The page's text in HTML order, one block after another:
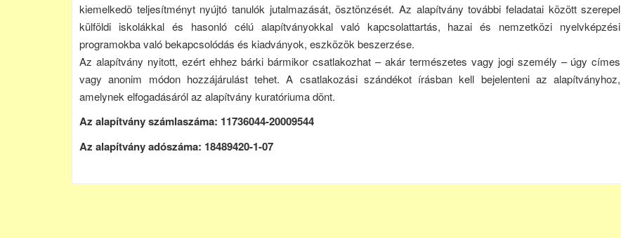
kiemelkedõ teljesítményt nyújtó tanulók jutalmazását, ösztönzését. Az alapítvány további feladatai között szerepel
külföldi iskolákkal és hasonló célú alapítványokkal való kapcsolattartás, hazai és nemzetközi nyelvképzési
programokba való bekapcsolódás és kiadványok, eszközök beszerzése.
Az alapítvány nyitott, ezért ehhez bárki bármikor csatlakozhat – akár természetes vagy jogi személy – úgy címes
vagy anonim módon hozzájárulást tehet. A csatlakozási szándékot írásban kell bejelenteni az alapítványhoz,
amelynek elfogadásáról az alapítvány kuratóriuma dönt.
Az alapítvány számlaszáma: 11736044-20009544
Az alapítvány adószáma: 18489420-1-07